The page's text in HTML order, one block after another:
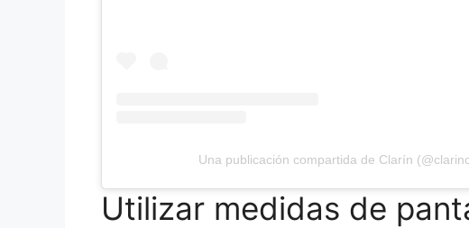
Una publicación compartida de Clarín
Utilizar medidas de